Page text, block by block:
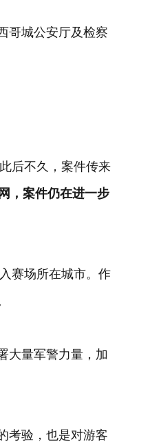
哥城公安厅及检察
后不久，案件传来
，案件仍在进一步
赛场所在城市。作
大量军警力量，加
考验，也是对游客